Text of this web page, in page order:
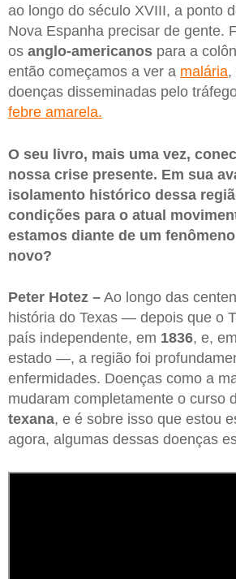
ao longo do século XVIII, a ponto
Nova Espanha precisar de gente.
os anglo-americanos para a
então começamos a ver a malária,
doenças disseminadas pelo
febre amarela.
O seu livro, mais uma vez,
nossa crise presente. Em sua
isolamento histórico dessa
condições para o atual
estamos diante de um
novo?
Peter Hotez – Ao longo das
história do Texas — depois que o
país independente, em 1836, e,
estado —, a região foi
enfermidades. Doenças como a
mudaram completamente o curso
texana, e é sobre isso que estou
agora, algumas dessas doenças